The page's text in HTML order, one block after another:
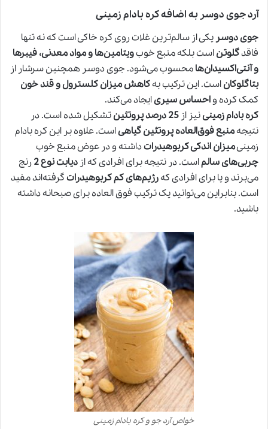
آرد جوی دوسر به اضافه کره بادام زمینی
جوی دوسر یکی از سالم‌ترین غلات روی کره خاکی است که نه تنها
فاقدگلوتناست بلکه منبع خوبویتامین‌ها و مواد معدنی، فیبرها
و آنتی‌اکسیدان‌هامحسوب می‌شود. جوی دوسر همچنین سرشار از
بتاگلوکاناست. این ترکیب بهکاهش میزان کلسترول و قند خون
کمک کرده واحساس سیریایجاد می‌کند.
کره بادام زمینینیز از
تشکیل شده است. در
نتیجهمنبع فوق‌العاده پروتئین گیاهیاست. علاوه بر این کره بادام
زمینیمیزان اندکی کربوهیدراتداشته و در عوض منبع خوب
چربی‌های سالماست. در نتیجه برای افرادی که از دیابت نوع 2
رنج
می‌برند و یا برای افرادی کهرژیم‌های کم کربوهیدراتگرفته‌اند مفید
است. بنابراین می‌توانید یک ترکیب فوق العاده برای صبحانه داشته
باشید.
خواص آرد جو و کره بادام زمینی